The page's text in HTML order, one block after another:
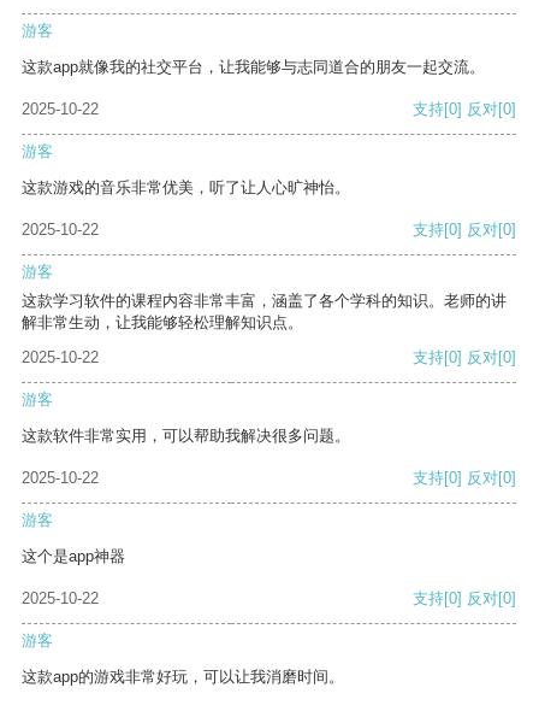
游客
这款app就像我的社交平台，让我能够与志同道合的朋友一起交流。
2025-10-22 支持[0] 反对[0]
游客
这款游戏的音乐非常优美，听了让人心旷神怡。
2025-10-22 支持[0] 反对[0]
游客
这款学习软件的课程内容非常丰富，涵盖了各个学科的知识。老师的讲
解非常生动，让我能够轻松理解知识点。
2025-10-22
支持[0] 反对[0]
游客
这款软件非常实用，可以帮助我解决很多问题。
2025-10-22 支持[0] 反对[0]
游客
这个是app神器
2025-10-22 支持[0] 反对[0]
游客
这款app的游戏非常好玩，可以让我消磨时间。